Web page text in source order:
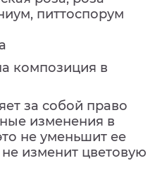
питтоспорум
композиция в
за собой право
изменения в
не уменьшит ее
изменит цветовую